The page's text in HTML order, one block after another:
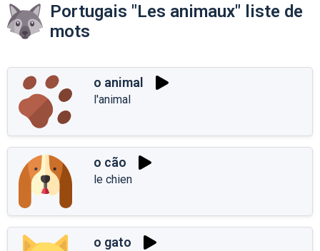
Portugais "Les animaux" liste de
mots
o animal
l'animal
o cão
le chien
o gato